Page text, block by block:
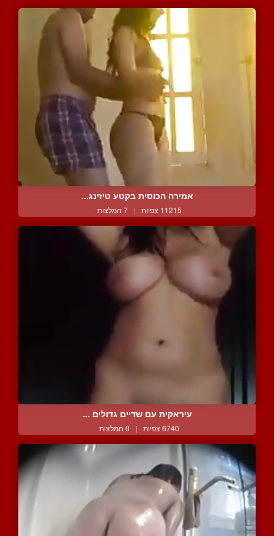
אמירה הכוסית בקטע טיזינג...
11215 צפיות | 7 המלצות
עיראקית עם שדיים גדולים ...
6740 צפיות | 0 המלצות